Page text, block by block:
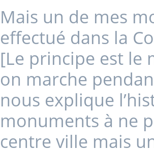
Mais un de mes
effectué dans la
[Le principe est le
on marche
nous explique
monuments à ne
centre ville mais